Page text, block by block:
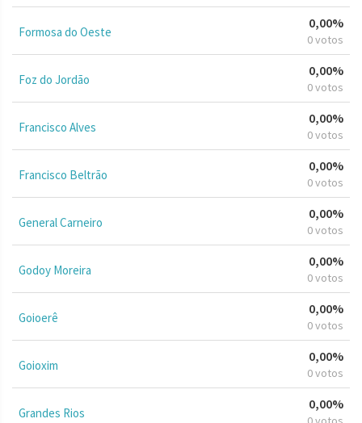
Formosa do Oeste
0,00%
0 votos
Foz do Jordão
0,00%
0 votos
Francisco Alves
0,00%
0 votos
Francisco Beltrão
0,00%
0 votos
General Carneiro
0,00%
0 votos
Godoy Moreira
0,00%
0 votos
Goioerê
0,00%
0 votos
Goioxim
0,00%
0 votos
Grandes Rios
0,00%